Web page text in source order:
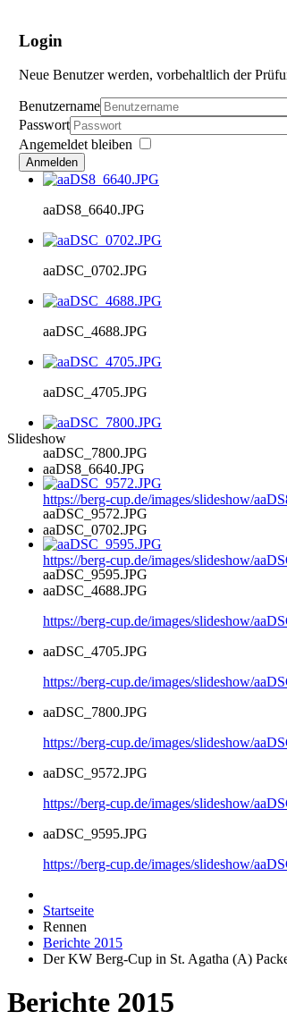
Login
Neue Benutzer werden, vorbehaltlich der
Benutzername
Passwort
Angemeldet bleiben
Anmelden
aaDS8_6640.JPG
aaDSC_0702.JPG
aaDSC_4688.JPG
aaDSC_4705.JPG
aaDSC_7800.JPG
aaDSC_9572.JPG
aaDSC_9595.JPG
Slideshow
aaDS8_6640.JPG
https://berg-cup.de/images/slideshow/
aaDSC_0702.JPG
https://berg-cup.de/images/slideshow/
aaDSC_4688.JPG
https://berg-cup.de/images/slideshow/
aaDSC_4705.JPG
https://berg-cup.de/images/slideshow/
aaDSC_7800.JPG
https://berg-cup.de/images/slideshow/
aaDSC_9572.JPG
https://berg-cup.de/images/slideshow/
aaDSC_9595.JPG
https://berg-cup.de/images/slideshow/
Startseite
Rennen
Berichte 2015
Der KW Berg-Cup in St. Agatha (A)
Berichte 2015